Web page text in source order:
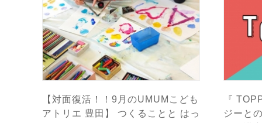
【対面復活！！9月のUMUMこども
アトリエ 豊田】 つくることと はっ
『
ジーと